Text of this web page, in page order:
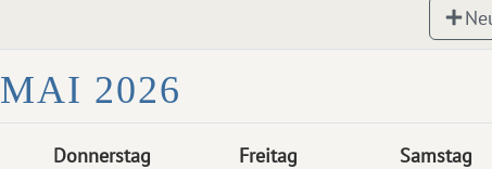
MAI 2026
Donnerstag Freitag Samstag